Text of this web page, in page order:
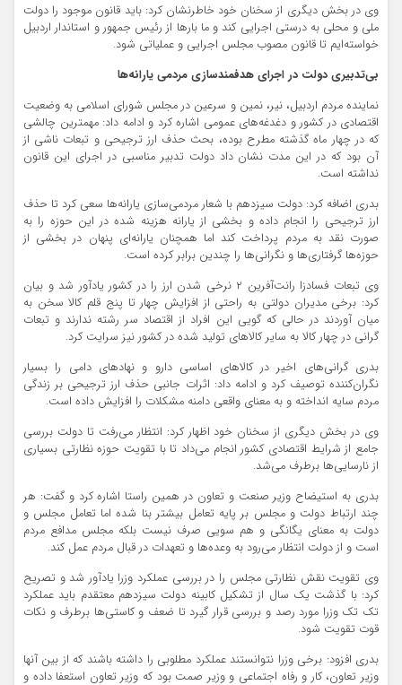
وی در بخش دیگری از سخنان خود خاطرنشان کرد: باید قانون موجود را دولت
ملی و محلی به درستی اجرایی کند و ما بارها از رئیس جمهور و استاندار اردبیل
خواسته‌ایم تا قانون مصوب مجلس اجرایی و عملیاتی شود.
بی‌تدبیری دولت در اجرای هدفمندسازی مردمی یارانه‌ها
نماینده مردم اردبیل، نیر، نمین و سرعین در مجلس شورای اسلامی به وضعیت
اقتصادی در کشور و دغدغه‌های عمومی اشاره کرد و ادامه داد: مهمترین چالشی
که در چهار ماه گذشته مطرح بوده، بحث حذف ارز ترجیحی و تبعات ناشی از
آن بود که در این مدت نشان داد دولت تدبیر مناسبی در اجرای این قانون
نداشته است.
بدری اضافه کرد: دولت سیزدهم با شعار مردمی‌سازی یارانه‌ها سعی کرد تا حذف
ارز ترجیحی را انجام داده و بخشی از یارانه هزینه شده در این حوزه را به
صورت نقد به مردم پرداخت کند اما همچنان یارانه‌ای پنهان در بخشی از
حوزه‌ها گرفتاری‌ها و نگرانی‌ها را چندین برابر کرده است.
وی تبعات فسادزا رانت‌آفرین ۲ نرخی شدن ارز را در کشور یادآور شد و بیان
کرد: برخی مدیران دولتی به راحتی از افزایش چهار تا پنج قلم کالا سخن به
میان آوردند در حالی که گویی این افراد از اقتصاد سر رشته ندارند و تبعات
گرانی در چهار کالا به سایر کالاهای تولید شده در کشور نیز سرایت کرد.
بدری گرانی‌های اخیر در کالاهای اساسی دارو و نهادهای دامی را بسیار
نگران‌کننده توصیف کرد و ادامه داد: اثرات جانبی حذف ارز ترجیحی بر زندگی
مردم سایه انداخته و به معنای واقعی دامنه مشکلات را افزایش داده است.
وی در بخش دیگری از سخنان خود اظهار کرد: انتظار می‌رفت تا دولت بررسی
جامع از شرایط اقتصادی کشور انجام می‌داد تا با تقویت حوزه نظارتی بسیاری
از نارسایی‌ها برطرف می‌شد.
بدری به استیضاح وزیر صنعت و تعاون در همین راستا اشاره کرد و گفت: هر
چند ارتباط دولت و مجلس بر پایه تعامل بیشتر بنا شده اما تعامل مجلس و
دولت به معنای یگانگی و هم سویی صرف نیست بلکه مجلس مدافع مردم
است و از دولت انتظار می‌رود به وعده‌ها و تعهدات در قبال مردم عمل کند.
وی تقویت نقش نظارتی مجلس را در بررسی عملکرد وزرا یادآور شد و تصریح
کرد: با گذشت یک سال از تشکیل کابینه دولت سیزدهم معتقدم باید عملکرد
تک تک وزرا مورد رصد و بررسی قرار گیرد تا ضعف و کاستی‌ها برطرف و نکات
قوت تقویت شود.
بدری افزود: برخی وزرا نتوانستند عملکرد مطلوبی را داشته باشند که از بین آنها
وزیر تعاون، کار و رفاه اجتماعی و وزیر صمت بود که وزیر تعاون استعفا داده و